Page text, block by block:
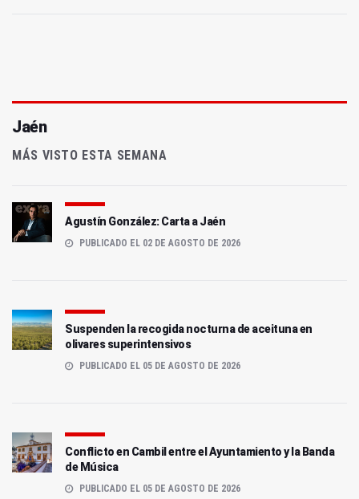
Jaén
MÁS VISTO ESTA SEMANA
Agustín González: Carta a Jaén
PUBLICADO EL 02 DE AGOSTO DE 2026
Suspenden la recogida nocturna de aceituna en
olivares superintensivos
PUBLICADO EL 05 DE AGOSTO DE 2026
Conflicto en Cambil entre el Ayuntamiento y la Banda
de Música
PUBLICADO EL 05 DE AGOSTO DE 2026